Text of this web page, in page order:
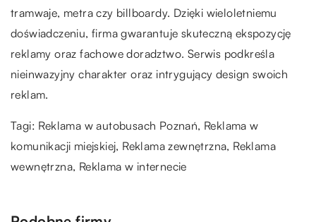
tramwaje, metra czy billboardy. Dzięki wieloletniemu
doświadczeniu, firma gwarantuje skuteczną ekspozycję
reklamy oraz fachowe doradztwo. Serwis podkreśla
nieinwazyjny charakter oraz intrygujący design swoich
reklam.
Tagi: Reklama w autobusach Poznań, Reklama w
komunikacji miejskiej, Reklama zewnętrzna, Reklama
wewnętrzna, Reklama w internecie